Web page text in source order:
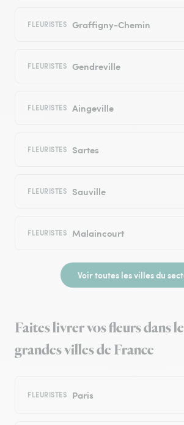
FLEURISTES Graffigny-Chemin
FLEURISTES Gendreville
FLEURISTES Aingeville
FLEURISTES Sartes
FLEURISTES Sauville
FLEURISTES Malaincourt
Voir toutes les villes du
Faites livrer vos fleurs dans
grandes villes de France
FLEURISTES Paris